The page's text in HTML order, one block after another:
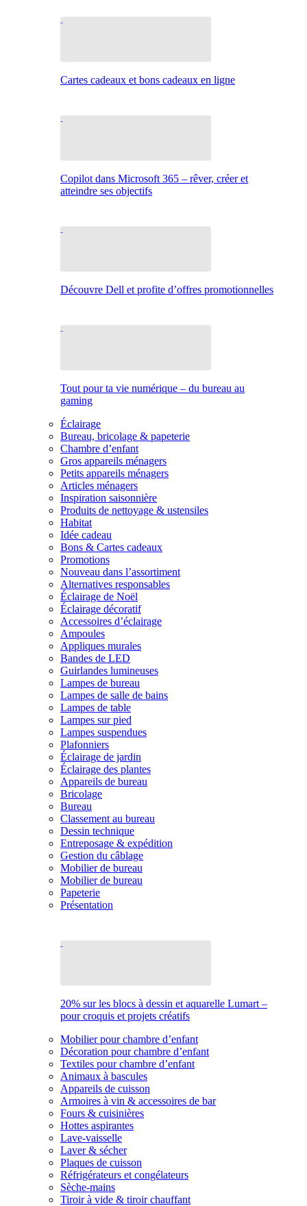
Cartes cadeaux et bons cadeaux en ligne
Copilot dans Microsoft 365 – rêver, créer et
atteindre ses objectifs
Découvre Dell et profite d’offres promotionnelles
Tout pour ta vie numérique – du bureau au
gaming
Éclairage
Bureau, bricolage & papeterie
Chambre d’enfant
Gros appareils ménagers
Petits appareils ménagers
Articles ménagers
Inspiration saisonnière
Produits de nettoyage & ustensiles
Habitat
Idée cadeau
Bons & Cartes cadeaux
Promotions
Nouveau dans l’assortiment
Alternatives responsables
Éclairage de Noël
Éclairage décoratif
Accessoires d’éclairage
Ampoules
Appliques murales
Bandes de LED
Guirlandes lumineuses
Lampes de bureau
Lampes de salle de bains
Lampes de table
Lampes sur pied
Lampes suspendues
Plafonniers
Éclairage de jardin
Éclairage des plantes
Appareils de bureau
Bricolage
Bureau
Classement au bureau
Dessin technique
Entreposage & expédition
Gestion du câblage
Mobilier de bureau
Mobilier de bureau
Papeterie
Présentation
20% sur les blocs à dessin et aquarelle Lumart –
pour croquis et projets créatifs
Mobilier pour chambre d’enfant
Décoration pour chambre d’enfant
Textiles pour chambre d’enfant
Animaux à bascules
Appareils de cuisson
Armoires à vin & accessoires de bar
Fours & cuisinières
Hottes aspirantes
Lave-vaisselle
Laver & sécher
Plaques de cuisson
Réfrigérateurs et congélateurs
Sèche-mains
Tiroir à vide & tiroir chauffant